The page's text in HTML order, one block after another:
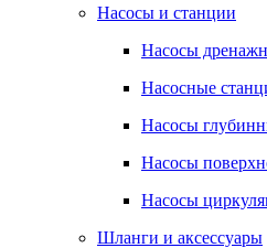
Насосы и станции
Насосы
Насосные
Насосы
Насосы
Насосы
Шланги и аксессуары